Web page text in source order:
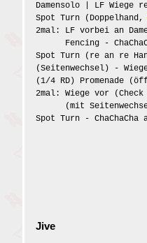
Damensolo | LF Wiege
Spot Turn (Doppelhand,
2mal: LF vorbei an
Fencing -
Spot Turn (re an re
(Seitenwechsel) -
(1/4 RD) Promenade
2mal: Wiege vor (Check
(mit Seitenwechsel:
Spot Turn -
Jive